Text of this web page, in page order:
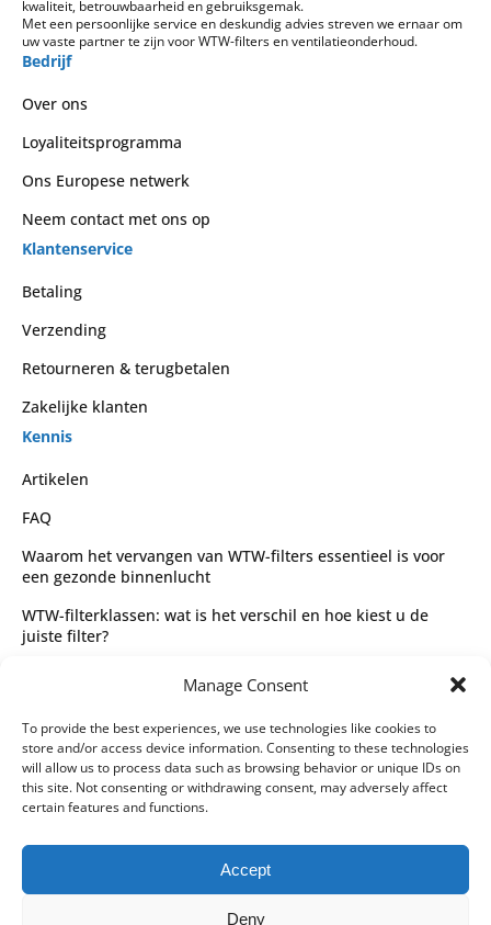
Manage Consent
To provide the best experiences, we use technologies like cookies to
store and/or access device information. Consenting to these technologies
will allow us to process data such as browsing behavior or unique IDs on
this site. Not consenting or withdrawing consent, may adversely affect
certain features and functions.
Accept
Deny
kwaliteit, betrouwbaarheid en gebruiksgemak.
Met een persoonlijke service en deskundig advies streven we ernaar om
uw vaste partner te zijn voor WTW-filters en ventilatieonderhoud.
Bedrijf
Over ons
Loyaliteitsprogramma
Ons Europese netwerk
Neem contact met ons op
Klantenservice
Betaling
Verzending
Retourneren & terugbetalen
Zakelijke klanten
Kennis
Artikelen
FAQ
Waarom het vervangen van WTW-filters essentieel is voor
een gezonde binnenlucht
WTW-filterklassen: wat is het verschil en hoe kiest u de
juiste filter?
Complete gids voor WTW-filtertypes en het kiezen van de
Wettelijk
Algemene voorwaarden
Privacybeleid
Leveringspartners
Betaalmethoden